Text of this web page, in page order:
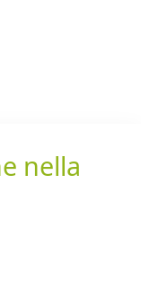
nella